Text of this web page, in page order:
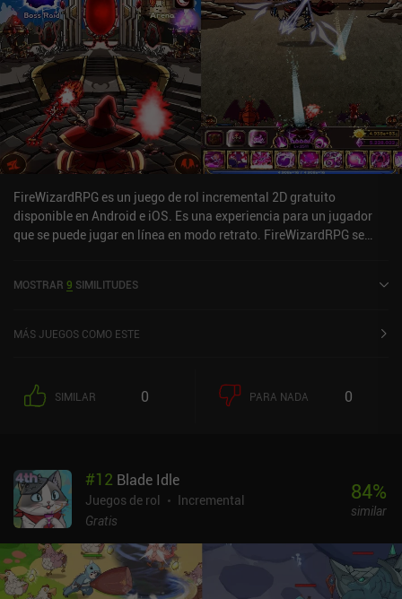
FireWizardRPG es un juego de rol incremental 2D gratuito
disponible en Android e iOS. Es una experiencia para un jugador
que se puede jugar en línea en modo retrato. FireWizardRPG se
MOSTRAR 9 SIMILITUDES
MÁS JUEGOS COMO ESTE
SIMILAR 0 PARA NADA 0
#12 Blade Idle
Juegos de rol
Incremental
Gratis
84%
similar